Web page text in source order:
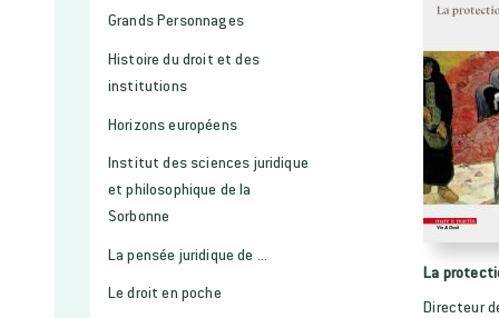
Grands Personnages
Histoire du droit et des
institutions
Horizons européens
Institut des sciences juridique
et philosophique de la
Sorbonne
La pensée juridique de ...
Le droit en poche
La
Directeur